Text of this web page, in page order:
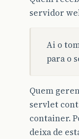
servidor
Ai o
para o
Quem
servlet
container.
deixa de